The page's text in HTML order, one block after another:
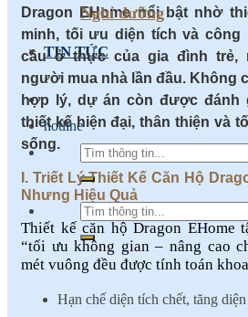
Nghỉ dưỡng
TIN TỨC
hotline
Dragon EHome nổi bật nhờ
minh, tối ưu diện tích và công
cầu ở thực của gia đình trẻ,
người mua nhà lần đầu. Không
hợp lý, dự án còn được đánh
thiết kế hiện đại, thân thiện và
sống.
I. Triết Lý Thiết Kế Căn Hộ
Nhưng Hiệu Quả
Thiết kế căn hộ Dragon EHome
“tối ưu không gian – nâng cao
mét vuông đều được tính toán
Hạn chế diện tích chết, tăng